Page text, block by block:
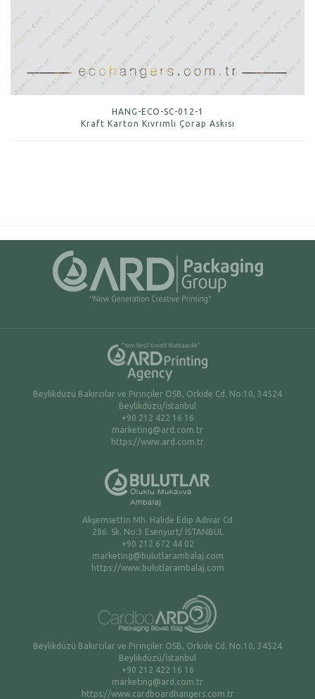
HANG-ECO-SC-012-1
Kraft Karton Kıvrımlı Çorap Askısı
Beylikdüzü Bakırcılar ve Pirinçiler OSB, Orkide Cd. No:10, 34524
Beylikdüzü/İstanbul
+90 212 422 16 16
marketing@ard.com.tr
https://www.ard.com.tr
Akşemsettin Mh. Halide Edip Adıvar Cd
286. Sk. No:3 Esenyurt/ İSTANBUL
+90 212 672 44 02
marketing@bulutlarambalaj.com
https://www.bulutlarambalaj.com
Beylikdüzü Bakırcılar ve Pirinçiler OSB, Orkide Cd. No:10, 34524
Beylikdüzü/İstanbul
+90 212 422 16 16
marketing@ard.com.tr
https://www.cardboardhangers.com.tr